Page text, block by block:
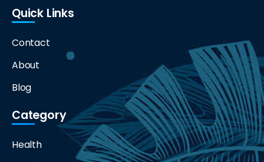
Quick Links
Contact
About
Blog
Category
Health